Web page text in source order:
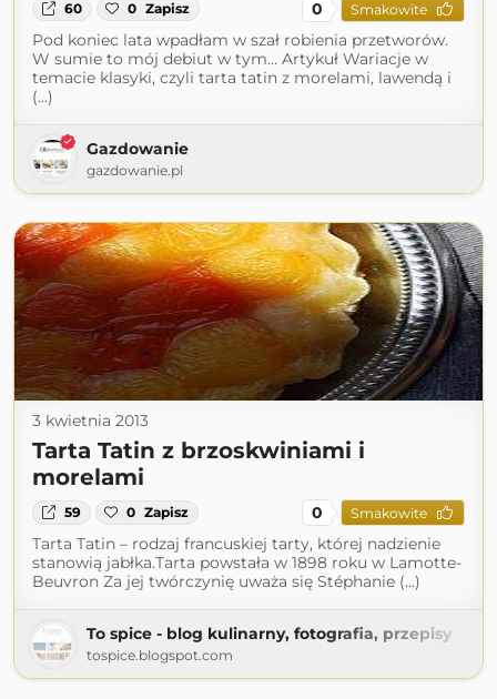
60 0 Zapisz 0 Smakowite
Pod koniec lata wpadłam w szał robienia przetworów.
W sumie to mój debiut w tym… Artykuł Wariacje w
temacie klasyki, czyli tarta tatin z morelami, lawendą i
(...)
Gazdowanie
gazdowanie.pl
3 kwietnia 2013
Tarta Tatin z brzoskwiniami i
morelami
59 0 Zapisz 0 Smakowite
Tarta Tatin – rodzaj francuskiej tarty, której nadzienie
stanowią jabłka.Tarta powstała w 1898 roku w Lamotte-
Beuvron Za jej twórczynię uważa się Stéphanie (...)
To spice - blog kulinarny, fotografia, przepisy
tospice.blogspot.com